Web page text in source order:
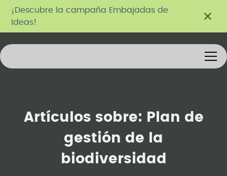
¡Descubre la campaña Embajadas de
Ideas!
Artículos sobre:
Plan de
gestión de la
biodiversidad